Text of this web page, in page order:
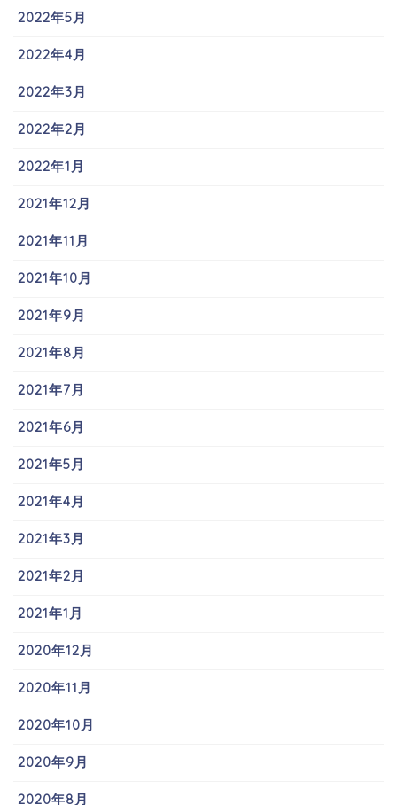
2022年5月
2022年4月
2022年3月
2022年2月
2022年1月
2021年12月
2021年11月
2021年10月
2021年9月
2021年8月
2021年7月
2021年6月
2021年5月
2021年4月
2021年3月
2021年2月
2021年1月
2020年12月
2020年11月
2020年10月
2020年9月
2020年8月